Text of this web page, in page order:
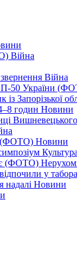
Війна
Війна
50 України
Запорізької
годин Новини
(ФОТО) Новини
Культура
(ФОТО)
відпочили у
надалі Новини